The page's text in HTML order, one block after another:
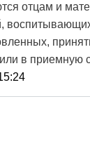
отцам и
или в приемную